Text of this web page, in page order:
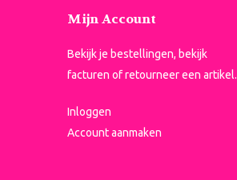
Mijn Account
Bekijk je bestellingen, bekijk
facturen of retourneer een artikel.
Inloggen
Account aanmaken